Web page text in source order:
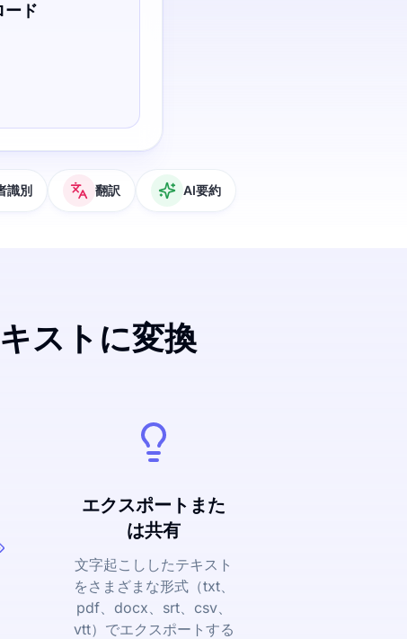
ード
識別 翻訳 AI要約
ストに変換
エクスポートまた
は共有
文字起こししたテキスト
をさまざまな形式（txt、
pdf、docx、srt、csv、
vtt）でエクスポートする